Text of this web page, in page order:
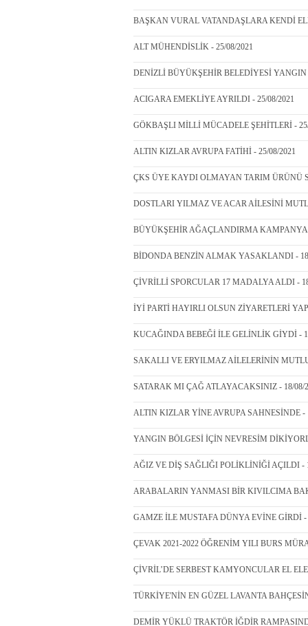
BAŞKAN VURAL VATANDAŞLARA KENDİ
ALT MÜHENDİSLİK - 25/08/2021
DENİZLİ BÜYÜKŞEHİR BELEDİYESİ
ACIGARA EMEKLİYE AYRILDI - 25/08/2021
GÖKBAŞLI MİLLİ MÜCADELE ŞEHİTLERİ -
ALTIN KIZLAR AVRUPA FATİHİ - 25/08/2021
ÇKS ÜYE KAYDI OLMAYAN TARIM ÜRÜNÜ
DOSTLARI YILMAZ VE ACAR AİLESİNİ
BÜYÜKŞEHİR AĞAÇLANDIRMA
BİDONDA BENZİN ALMAK YASAKLANDI -
ÇİVRİLLİ SPORCULAR 17 MADALYA ALDI -
İYİ PARTİ HAYIRLI OLSUN ZİYARETLERİ
KUCAĞINDA BEBEĞİ İLE GELİNLİK GİYDİ -
SAKALLI VE ERYILMAZ AİLELERİNİN
SATARAK MI ÇAĞ ATLAYACAKSINIZ - 18/08/
ALTIN KIZLAR YİNE AVRUPA SAHNESİNDE -
YANGIN BÖLGESİ İÇİN NEVRESİM
AĞIZ VE DİŞ SAĞLIĞI POLİKLİNİĞİ AÇILDI -
ARABALARIN YANMASI BİR KIVILCIMA
GAMZE İLE MUSTAFA DÜNYA EVİNE GİRDİ -
ÇEVAK 2021-2022 ÖĞRENİM YILI BURS
ÇİVRİL’DE SERBEST KAMYONCULAR EL
TÜRKİYE'NİN EN GÜZEL LAVANTA
DEMİR YÜKLÜ TRAKTÖR İĞDİR